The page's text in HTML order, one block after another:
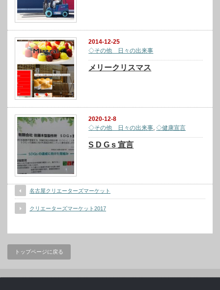
2014-12-25
◇その他 日々の出来事
メリークリスマス
2020-12-8
◇その他 日々の出来事 ,◇健康宣言
S D G s 宣言
名古屋クリエーターズマーケット
クリエーターズマーケット2017
トップページに戻る